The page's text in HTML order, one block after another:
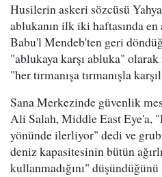
Husilerin askeri sözcüsü
ablukanın ilk iki haftasında
Babu'l Mendeb'ten geri
"ablukaya karşı abluka"
"her tırmanışa tırmanışla
Sana Merkezinde güvenlik
Ali Salah, Middle East Eye'a,
yönünde ilerliyor" dedi ve
deniz kapasitesinin bütün
kullanmadığını"